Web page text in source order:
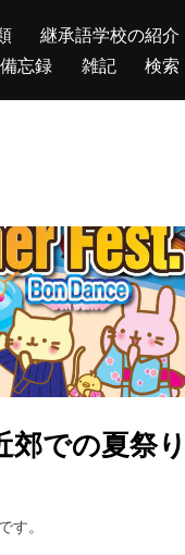
継承語学校の紹介
忘録 雑記 検索
での夏祭り
す。